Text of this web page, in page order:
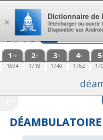
Aller au contenu
1 re
1694
2e
1718
3e
1740
4e
1762
5
DÉAMBULATOIRE
×
Dictionnaire de
Télécharger ou ouvrir
Disponible sur